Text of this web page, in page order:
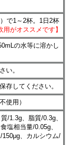
で1～2杯。1日2杯
用がオススメです】
の水等に溶かし
い。
存してください。
使用）
/1.3g、脂質/0.3g、
塩相当量/0.05g、
150μg、カルシウム/